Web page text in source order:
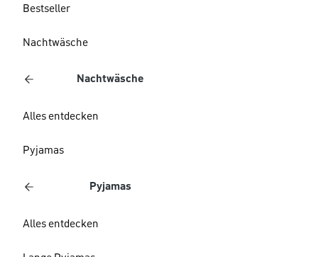
Bestseller
Nachtwäsche
Nachtwäsche
Alles entdecken
Pyjamas
Pyjamas
Alles entdecken